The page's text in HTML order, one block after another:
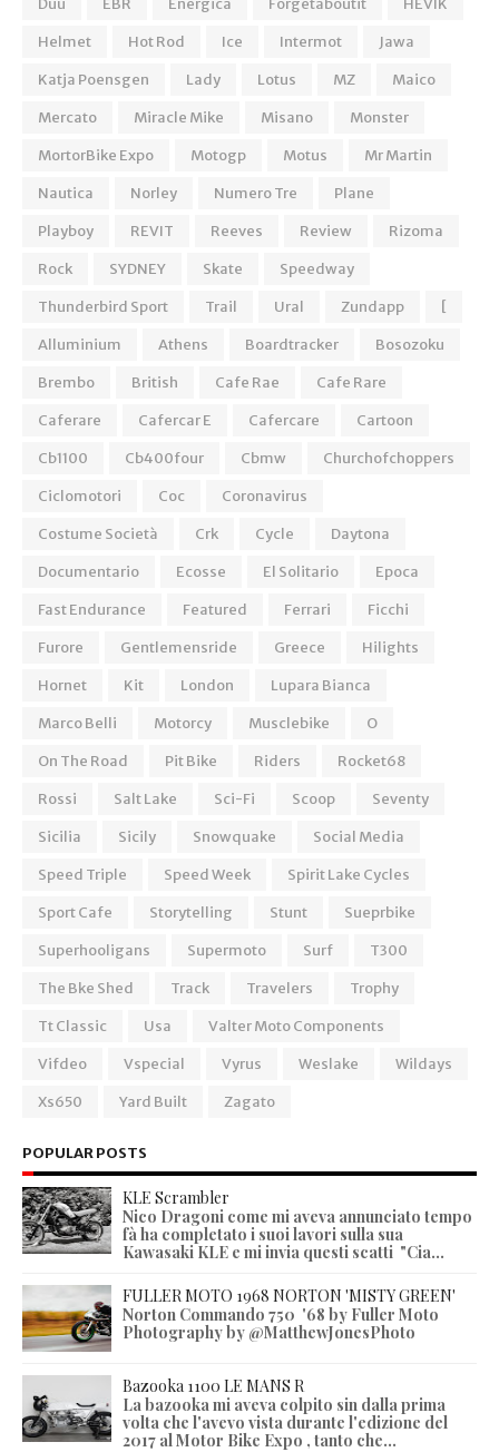
Helmet
Hot Rod Ice Intermot
Jawa
Katja Poensgen
Lady Lotus MZ
Maico
Mercato
Miracle Mike Misano
Monster
MortorBike Expo
Motogp Motus
Mr Martin
Nautica
Norley Numero Tre
Plane
Playboy
REVIT Reeves Review
Rizoma
Rock
SYDNEY Skate
Speedway
Thunderbird Sport
Trail Ural Zundapp
[
Alluminium
Athens Boardtracker
Bosozoku
Brembo
British Cafe Rae
Cafe Rare
Caferare
Cafercar E Cafercare
Cartoon
Cb1100
Cb400four Cbmw
Churchofchoppers
Ciclomotori
Coc
Coronavirus
Costume Società
Crk Cycle
Daytona
Documentario
Ecosse El Solitario
Epoca
Fast Endurance
Featured Ferrari
Ficchi
Furore
Gentlemensride Greece
Hilights
Hornet
Kit London
Lupara Bianca
Marco Belli
Motorcy Musclebike
O
On The Road
Pit Bike Riders
Rocket68
Rossi
Salt Lake Sci-Fi Scoop
Seventy
Sicilia
Sicily Snowquake
Social Media
Speed Triple
Speed Week
Spirit Lake Cycles
Sport Cafe
Storytelling Stunt
Sueprbike
Superhooligans
Supermoto Surf
T300
The Bke Shed
Track Travelers
Trophy
Tt Classic
Usa
Valter Moto Components
Vifdeo
Vspecial Vyrus Weslake
Wildays
Xs650
Yard Built Zagato
POPULAR POSTS
KLE Scrambler
Nico Dragoni come mi aveva annunciato tempo
fà ha completato i suoi lavori sulla sua
Kawasaki KLE e mi invia questi scatti "Cia...
FULLER MOTO 1968 NORTON 'MISTY GREEN'
Norton Commando 750 '68 by Fuller Moto
Photography by @MatthewJonesPhoto
Bazooka 1100 LE MANS R
La bazooka mi aveva colpito sin dalla prima
volta che l'avevo vista durante l'edizione del
2017 al Motor Bike Expo , tanto che...